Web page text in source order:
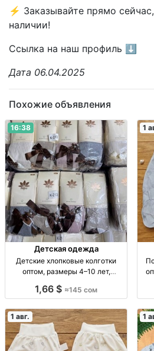
⚡️ Заказывайте прямо
наличии!
Ссылка на наш профиль ⬇️
Дата 06.04.2025
Похожие объявления
16:38
Детская одежда
Детские хлопковые колготки
оптом, размеры 4–10 лет,
колготки, р-р 4–10 лет, разн.
1,66 $ ≈145 сом
1
1 авг. 1